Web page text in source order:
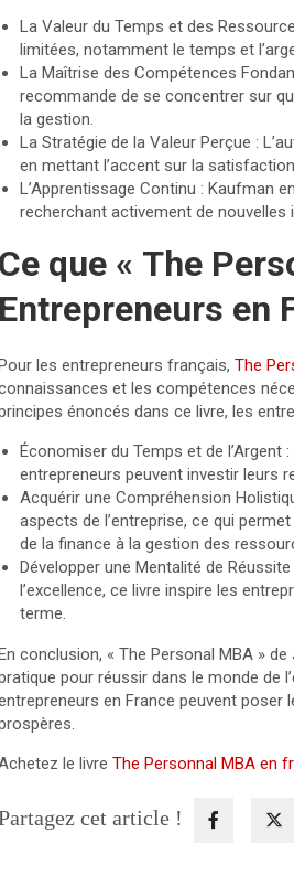
La Valeur du Temps et des
limitées, notamment le temps et
La Maîtrise des Compétences
recommande de se concentrer sur
la gestion.
La Stratégie de la Valeur Perçue :
en mettant l’accent sur la
L’Apprentissage Continu : Kaufman
recherchant activement de
Ce que « The
Entrepreneurs en
les entrepreneurs français,The
et les compétences
énoncés dans ce livre, les
Économiser du Temps et de
entrepreneurs peuvent investir leurs
Acquérir une Compréhension
aspects de l’entreprise, ce qui
de la finance à la gestion des
Développer une Mentalité de
l’excellence, ce livre inspire les
terme.
conclusion, « The Personal MBA »
pour réussir dans le monde de
en France peuvent
le livreThe Personnal MBA en
cet article !